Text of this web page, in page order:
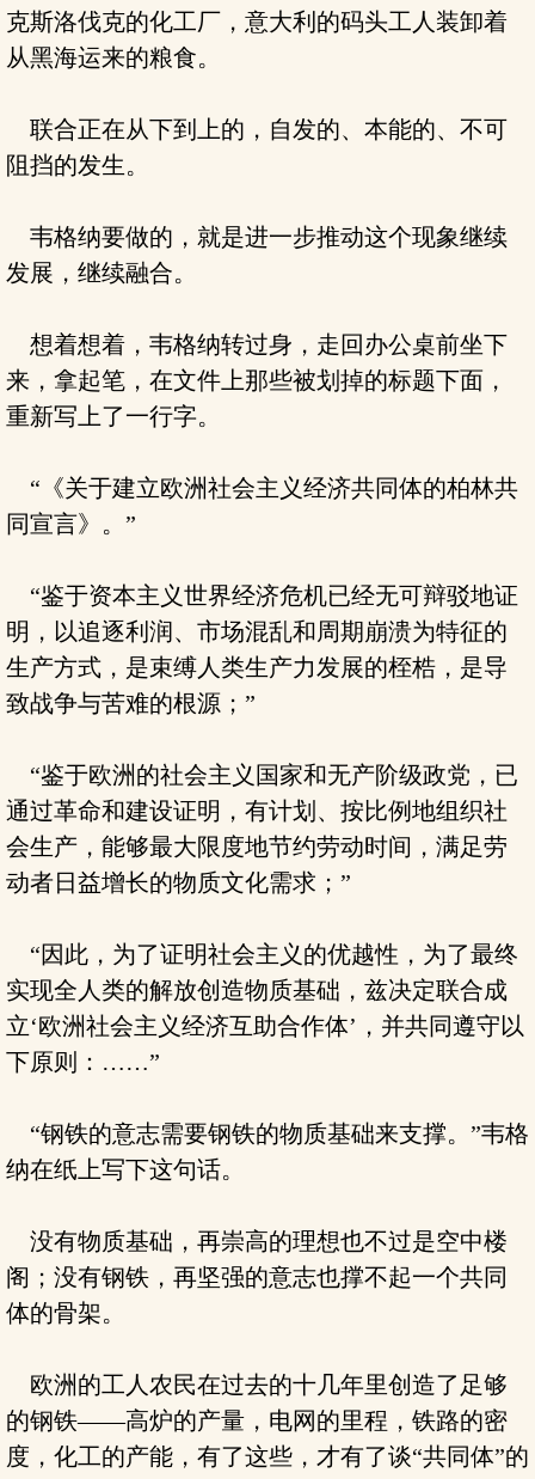
克斯洛伐克的化工厂，意大利的码头工人装卸着
从黑海运来的粮食。
联合正在从下到上的，自发的、本能的、不可
阻挡的发生。
韦格纳要做的，就是进一步推动这个现象继续
发展，继续融合。
想着想着，韦格纳转过身，走回办公桌前坐下
来，拿起笔，在文件上那些被划掉的标题下面，
重新写上了一行字。
“《关于建立欧洲社会主义经济共同体的柏林共
同宣言》。”
“鉴于资本主义世界经济危机已经无可辩驳地证
明，以追逐利润、市场混乱和周期崩溃为特征的
生产方式，是束缚人类生产力发展的桎梏，是导
致战争与苦难的根源；”
“鉴于欧洲的社会主义国家和无产阶级政党，已
通过革命和建设证明，有计划、按比例地组织社
会生产，能够最大限度地节约劳动时间，满足劳
动者日益增长的物质文化需求；”
“因此，为了证明社会主义的优越性，为了最终
实现全人类的解放创造物质基础，兹决定联合成
立‘欧洲社会主义经济互助合作体’，并共同遵守以
下原则：……”
“钢铁的意志需要钢铁的物质基础来支撑。”韦格
纳在纸上写下这句话。
没有物质基础，再崇高的理想也不过是空中楼
阁；没有钢铁，再坚强的意志也撑不起一个共同
体的骨架。
欧洲的工人农民在过去的十几年里创造了足够
的钢铁——高炉的产量，电网的里程，铁路的密
度，化工的产能，有了这些，才有了谈“共同体”的